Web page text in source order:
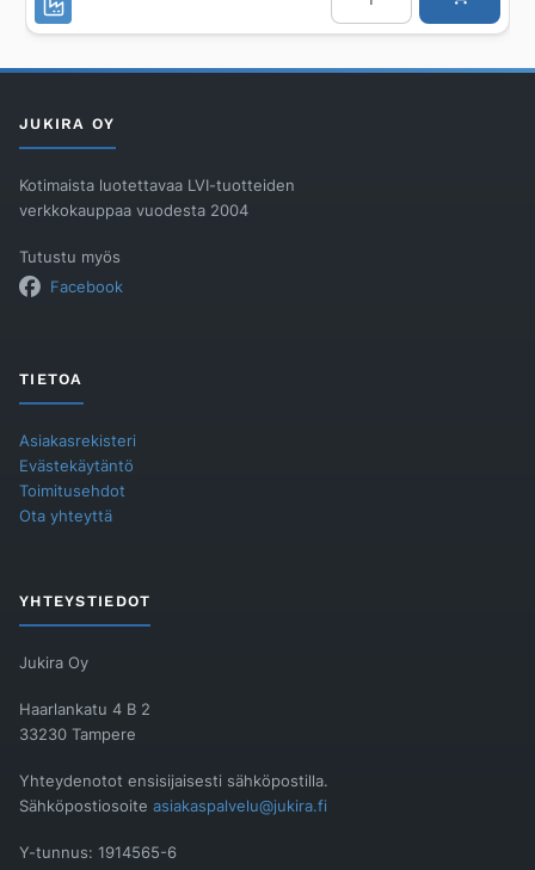
Electra
1015615V
JUKIRA OY
Kotimaista luotettavaa LVI-tuotteiden
verkkokauppaa vuodesta 2004
Tutustu myös
Facebook
TIETOA
Asiakasrekisteri
Evästekäytäntö
Toimitusehdot
Ota yhteyttä
YHTEYSTIEDOT
Jukira Oy
Haarlankatu 4 B 2
33230 Tampere
Yhteydenotot ensisijaisesti sähköpostilla.
Sähköpostiosoite asiakaspalvelu@jukira.fi
Y-tunnus: 1914565-6